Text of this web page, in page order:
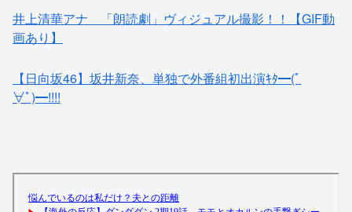
【日向坂46】坂井新奈、単独で外番組初出演ｷﾀ━(ﾟ
【速報】乃木坂5期生、すぐベロを「こう」やってシてし